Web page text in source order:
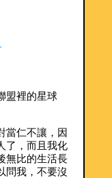
盟裡的星球
當仁不讓，因
了，而且我化
無比的生活長
問我，不要沒